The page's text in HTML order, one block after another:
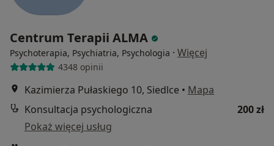
Centrum Terapii ALMA
Psychoterapia, Psychiatria, Psychologia · Więcej
4348 opinii
Kazimierza Pułaskiego 10, Siedlce • Mapa
Konsultacja psychologiczna
200 zł
Pokaż więcej usług